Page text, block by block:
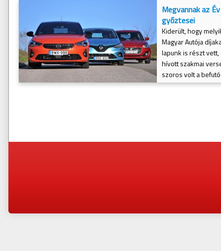
Megvannak az
győztesei
Kiderült, hogy
Magyar Autója
lapunk is részt
hívott szakmai
szoros volt a